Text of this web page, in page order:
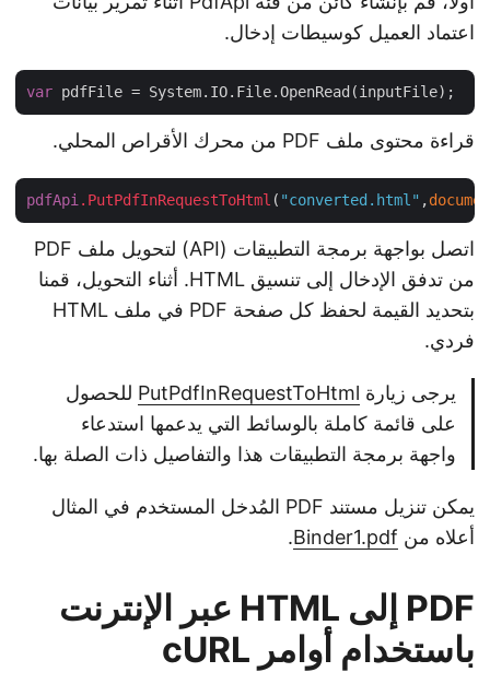
اعتماد العميل كوسيطات إدخال.
var
قراءة محتوى ملف PDF من محرك الأقراص المحلي.
pdfApi.PutPdfInRequestToHtml ("converted.html",
اتصل بواجهة برمجة التطبيقات (API) لتحويل ملف PDF
من تدفق الإدخال إلى تنسيق HTML. أثناء التحويل، قمنا
بتحديد القيمة لحفظ كل صفحة PDF في ملف HTML
فردي.
يرجى زيارةPutPdfInRequestToHtmlللحصول
على قائمة كاملة بالوسائط التي يدعمها استدعاء
واجهة برمجة التطبيقات هذا والتفاصيل ذات الصلة بها.
يمكن تنزيل مستند PDF المُدخل المستخدم في المثال
أعلاه منBinder1.pdf
.
PDF إلى HTML عبر الإنترنت
باستخدام أوامر cURL